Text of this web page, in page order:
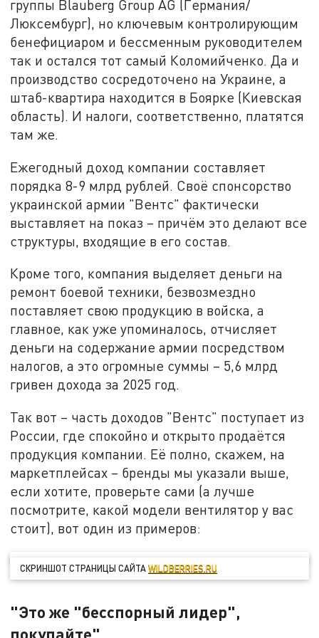
группы Blauberg Group AG (Германия/
Люксембург), но ключевым контролирующим
бенефициаром и бессменным руководителем
так и остался тот самый Коломийченко. Да и
производство сосредоточено на Украине, а
штаб-квартира находится в Боярке (Киевская
область). И налоги, соответственно, платятся
там же.
Ежегодный доход компании составляет
порядка 8-9 млрд рублей. Своё спонсорство
украинской армии "Вентс" фактически
выставляет на показ – причём это делают все
структуры, входящие в его состав.
Кроме того, компания выделяет деньги на
ремонт боевой техники, безвозмездно
поставляет свою продукцию в войска, а
главное, как уже упоминалось, отчисляет
деньги на содержание армии посредством
налогов, а это огромные суммы – 5,6 млрд
гривен дохода за 2025 год.
Так вот – часть доходов "Вентс" поступает из
России, где спокойно и открыто продаётся
продукция компании. Её полно, скажем, на
маркетплейсах – бренды мы указали выше,
если хотите, проверьте сами (а лучше
посмотрите, какой модели вентилятор у вас
стоит), вот один из примеров:
СКРИНШОТ СТРАНИЦЫ САЙТАWILDBERRIES.RU
"Это же "бесспорный лидер",
покупайте"